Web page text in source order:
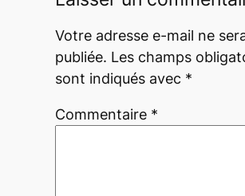
Votre adresse e-mail ne
publiée. Les champs
sont indiqués avec *
Commentaire *